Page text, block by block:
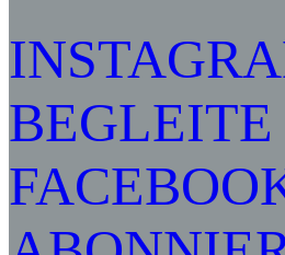
BEGLEITE